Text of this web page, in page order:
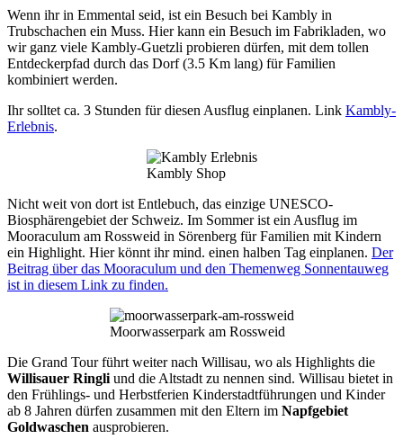
Wenn ihr in Emmental seid, ist ein Besuch bei Kambly in
Trubschachen ein Muss. Hier kann ein Besuch im Fabrikladen, wo
wir ganz viele Kambly-Guetzli probieren dürfen, mit dem tollen
Entdeckerpfad durch das Dorf (3.5 Km lang) für Familien
kombiniert werden.
Ihr solltet ca. 3 Stunden für diesen Ausflug einplanen. Link Kambly-
Erlebnis.
Kambly Shop
Nicht weit von dort ist Entlebuch, das einzige UNESCO-
Biosphärengebiet der Schweiz. Im Sommer ist ein Ausflug im
Mooraculum am Rossweid in Sörenberg für Familien mit Kindern
ein Highlight. Hier könnt ihr mind. einen halben Tag einplanen. Der
Beitrag über das Mooraculum und den Themenweg Sonnentauweg
ist in diesem Link zu finden.
Moorwasserpark am Rossweid
Die Grand Tour führt weiter nach Willisau, wo als Highlights die
Willisauer Ringli und die Altstadt zu nennen sind. Willisau bietet in
den Frühlings- und Herbstferien Kinderstadtführungen und Kinder
ab 8 Jahren dürfen zusammen mit den Eltern im Napfgebiet
Goldwaschen ausprobieren.